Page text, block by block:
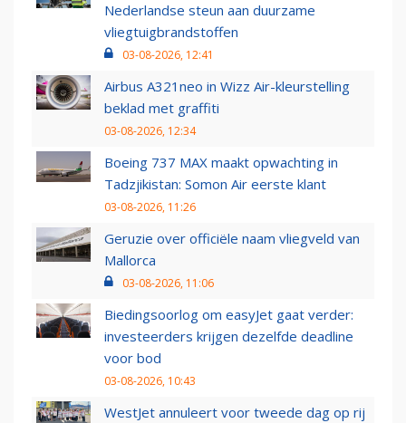
Nederlandse steun aan duurzame
vliegtuigbrandstoffen
03-08-2026, 12:41
Airbus A321neo in Wizz Air-kleurstelling
beklad met graffiti
03-08-2026, 12:34
Boeing 737 MAX maakt opwachting in
Tadzjikistan: Somon Air eerste klant
03-08-2026, 11:26
Geruzie over officiële naam vliegveld van
Mallorca
03-08-2026, 11:06
Biedingsoorlog om easyJet gaat verder:
investeerders krijgen dezelfde deadline
voor bod
03-08-2026, 10:43
WestJet annuleert voor tweede dag op rij